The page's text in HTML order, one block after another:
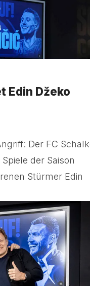
Edin Džeko
Der FC
der Saison
Stürmer Edin